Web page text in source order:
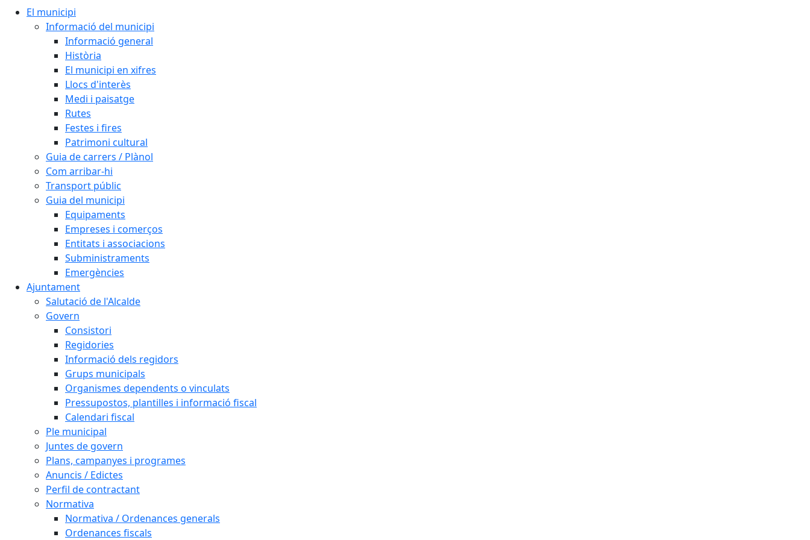
El municipi
Informació del municipi
Informació general
Història
El municipi en xifres
Llocs d'interès
Medi i paisatge
Rutes
Festes i fires
Patrimoni cultural
Guia de carrers / Plànol
Com arribar-hi
Transport públic
Guia del municipi
Equipaments
Empreses i comerços
Entitats i associacions
Subministraments
Emergències
Ajuntament
Salutació de l'Alcalde
Govern
Consistori
Regidories
Informació dels regidors
Grups municipals
Organismes dependents o vinculats
Pressupostos, plantilles i informació fiscal
Calendari fiscal
Ple municipal
Juntes de govern
Plans, campanyes i programes
Anuncis / Edictes
Perfil de contractant
Normativa
Normativa / Ordenances generals
Ordenances fiscals